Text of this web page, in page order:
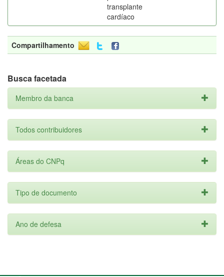
transplante
cardíaco
Compartilhamento
Busca facetada
Membro da banca
Todos contribuidores
Áreas do CNPq
Tipo de documento
Ano de defesa